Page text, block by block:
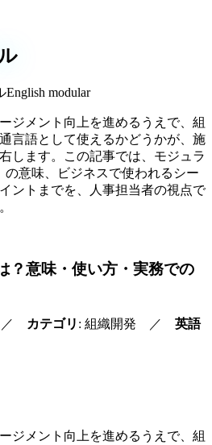
English modular
ジメント向上を進めるうえで、組
言語として使えるかどうかが、施
します。この記事では、モジュラ
の意味、ビジネスで使われるシー
ントまでを、人事担当者の視点で
？意味・使い方・実務での
／ カテゴリ : 組織開発 ／ 英語
ジメント向上を進めるうえで、組